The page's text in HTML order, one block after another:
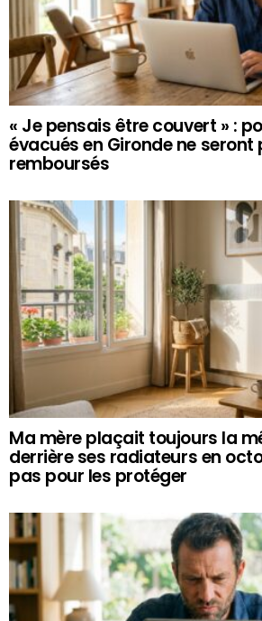
« Je pensais être couvert » :
évacués en Gironde ne seront
remboursés
Ma mère plaçait toujours la
derrière ses radiateurs en
pas pour les protéger